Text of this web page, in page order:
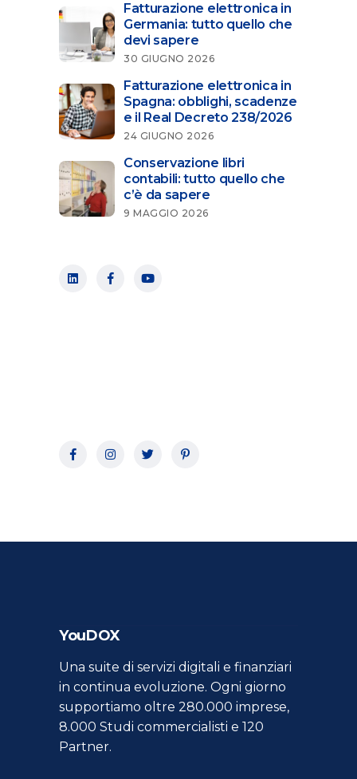
Fatturazione elettronica in
Germania: tutto quello che
devi sapere
30 GIUGNO 2026
Fatturazione elettronica in
Spagna: obblighi, scadenze
e il Real Decreto 238/2026
24 GIUGNO 2026
Conservazione libri
contabili: tutto quello che
c’è da sapere
9 MAGGIO 2026
YouDOX
Una suite di servizi digitali e finanziari
in continua evoluzione. Ogni giorno
supportiamo oltre 280.000 imprese,
8.000 Studi commercialisti e 120
Partner.